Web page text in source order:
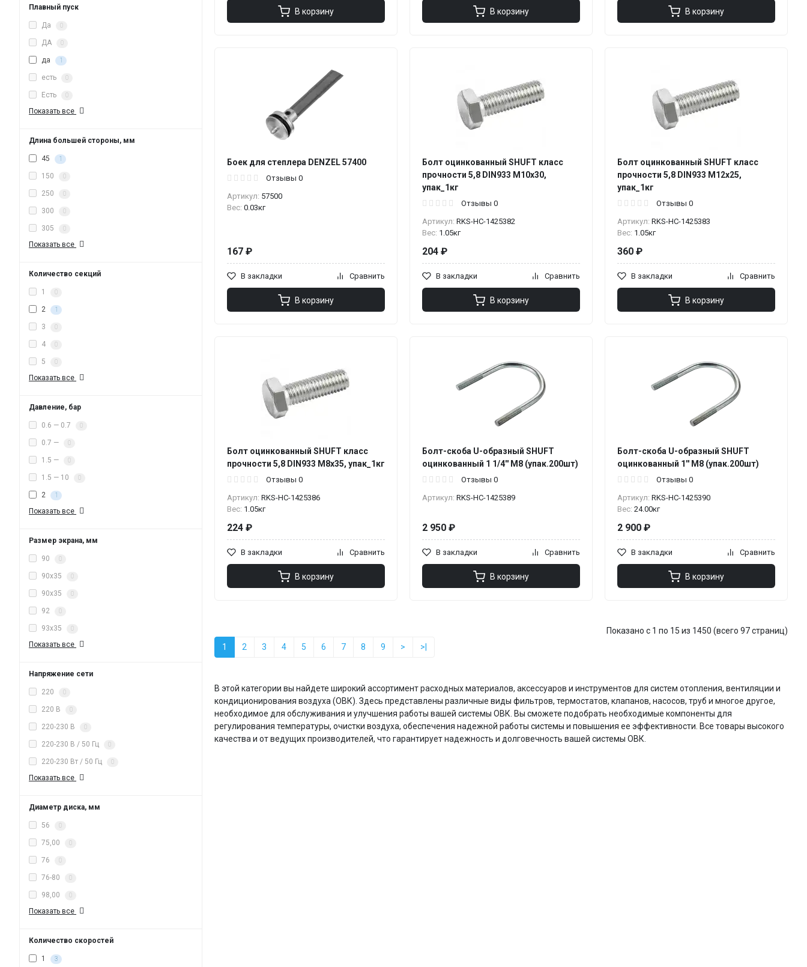
Плавный пуск
Да 0
ДА 0
да 1
есть 0
Есть 0
Показать все
Длина большей стороны, мм
45 1
150 0
250 0
300 0
305 0
Показать все
Количество секций
1 0
2 1
3 0
4 0
5 0
Показать все
Давление, бар
0.6 — 0.7 0
0.7 — 0
1.5 — 0
1.5 — 10 0
2 1
Показать все
Размер экрана, мм
90 0
90x35 0
90х35 0
92 0
93х35 0
Показать все
Напряжение сети
220 0
220 В 0
220-230 В 0
220-230 В / 50 Гц 0
220-230 Вт / 50 Гц 0
Показать все
Диаметр диска, мм
56 0
75,00 0
76 0
76-80 0
98,00 0
Показать все
Количество скоростей
1 3
В корзину В корзину В корзину
Боек для степлера DENZEL 57400
Отзывы 0
Артикул: 57500
Вес: 0.03кг
167 ₽
В закладки Сравнить
В корзину
Болт оцинкованный SHUFT класс
прочности 5,8 DIN933 М10x30,
упак_1кг
Отзывы 0
Артикул: RKS-НС-1425382
Вес: 1.05кг
204 ₽
В закладки Сравнить
В корзину
Болт оцинкованный SHUFT класс
прочности 5,8 DIN933 М12x25,
упак_1кг
Отзывы 0
Артикул: RKS-НС-1425383
Вес: 1.05кг
360 ₽
В закладки Сравнить
В корзину
Болт оцинкованный SHUFT класс
прочности 5,8 DIN933 М8х35, упак_1кг
Отзывы 0
Артикул: RKS-НС-1425386
Вес: 1.05кг
224 ₽
В закладки Сравнить
В корзину
Болт-скоба U-образный SHUFT
оцинкованный 1 1/4'' М8 (упак.200шт)
Отзывы 0
Артикул: RKS-НС-1425389
2 950 ₽
В закладки Сравнить
В корзину
Болт-скоба U-образный SHUFT
оцинкованный 1'' М8 (упак.200шт)
Отзывы 0
Артикул: RKS-НС-1425390
Вес: 24.00кг
2 900 ₽
В закладки Сравнить
В корзину
1 2 3 4 5 6 7 8 9 > >|
Показано с 1 по 15 из 1450 (всего 97 страниц)
В этой категории вы найдете широкий ассортимент расходных материалов, аксессуаров и инструментов для систем отопления, вентиляции и
кондиционирования воздуха (ОВК). Здесь представлены различные виды фильтров, термостатов, клапанов, насосов, труб и многое другое,
необходимое для обслуживания и улучшения работы вашей системы ОВК. Вы сможете подобрать необходимые компоненты для
регулирования температуры, очистки воздуха, обеспечения надежной работы системы и повышения ее эффективности. Все товары высокого
качества и от ведущих производителей, что гарантирует надежность и долговечность вашей системы ОВК.